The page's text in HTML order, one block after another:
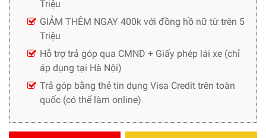
Triệu
GIẢM THÊM NGAY 400k với đồng hồ nữ từ trên 5
Triệu
Hỗ trợ trả góp qua CMND + Giấy phép lái xe (chỉ
áp dụng tại Hà Nội)
Trả góp bằng thẻ tín dụng Visa Credit trên toàn
quốc (có thể làm online)